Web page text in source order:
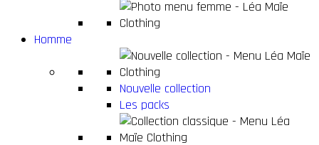
Homme
Nouvelle collection
Les packs